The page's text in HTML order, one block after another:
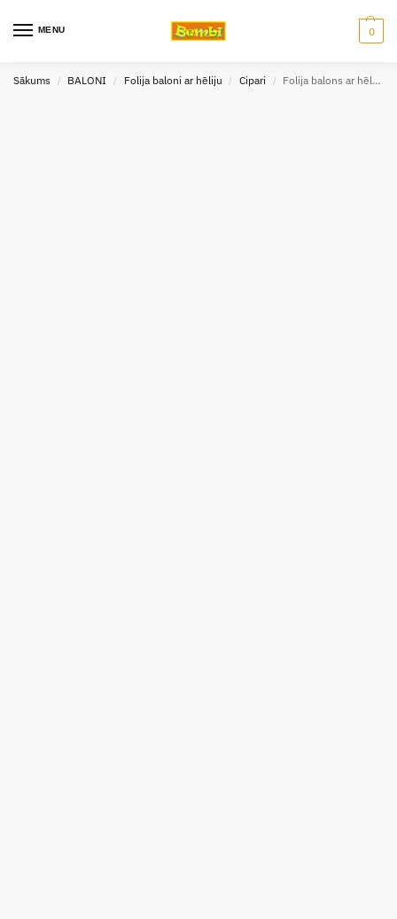
MENU 0
Sākums / BALONI / Folija baloni ar hēliju / Cipari / Folija balons ar hēliju Nr. “9”